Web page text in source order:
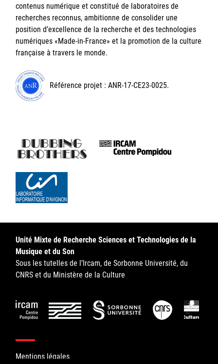
contenus numérique et constitué de laboratoires de
recherches reconnus, ambitionne de consolider une
position d’excellence de la recherche et des technologies
numériques «Made-in-France» et la promotion de la culture
française à travers le monde.
Référence projet : ANR-17-CE23-0025.
Unité Mixte de Recherche Sciences et Technologies de la
Musique et du Son
Sous les tutelles de l’Ircam, de Sorbonne Université, du
CNRS et du Ministère de la Culture
Mentions légales